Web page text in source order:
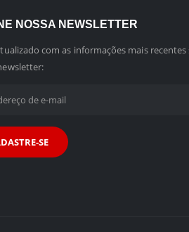
NOSSA NEWSLETTER
com as informações mais